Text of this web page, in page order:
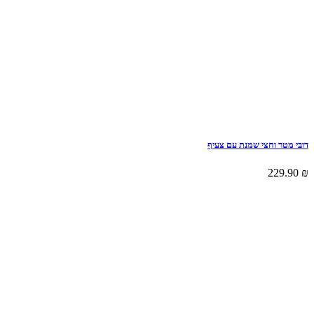
דובי מטר וחצי שמנת עם צעיף
₪